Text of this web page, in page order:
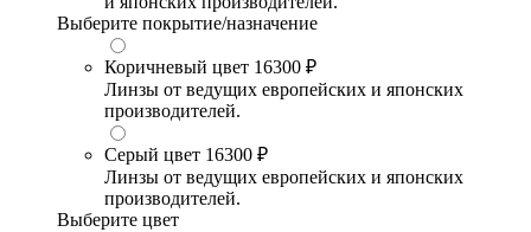
Выберите покрытие/назначение
Коричневый цвет 16300 ₽
Линзы от ведущих европейских и японских
производителей.
Серый цвет 16300 ₽
Линзы от ведущих европейских и японских
производителей.
Выберите цвет